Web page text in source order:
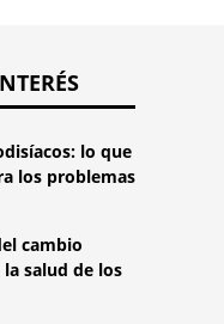
lo que
los problemas
cambio
salud de los